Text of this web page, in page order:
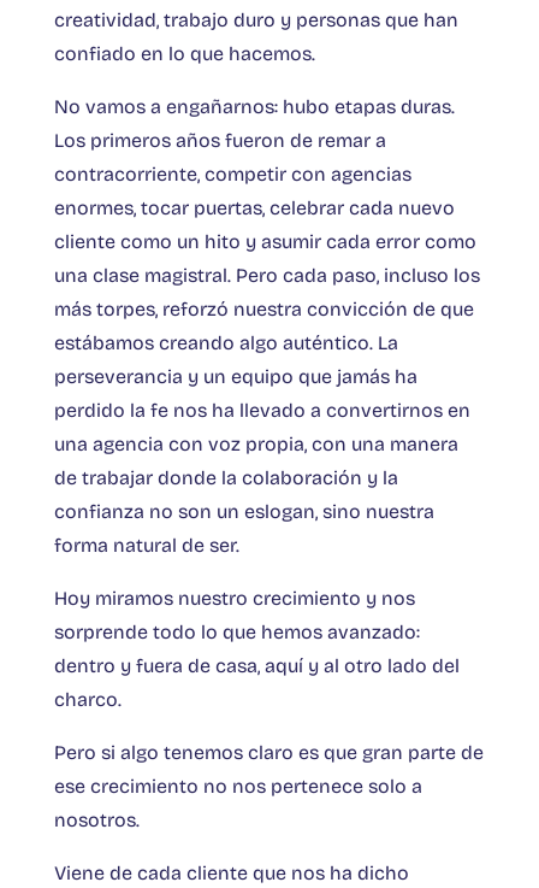
creatividad, trabajo duro y personas que han
confiado en lo que hacemos.
No vamos a engañarnos: hubo etapas duras.
Los primeros años fueron de remar a
contracorriente, competir con agencias
enormes, tocar puertas, celebrar cada nuevo
cliente como un hito y asumir cada error como
una clase magistral. Pero cada paso, incluso los
más torpes, reforzó nuestra convicción de que
estábamos creando algo auténtico. La
perseverancia y un equipo que jamás ha
perdido la fe nos ha llevado a convertirnos en
una agencia con voz propia, con una manera
de trabajar donde la colaboración y la
confianza no son un eslogan, sino nuestra
forma natural de ser.
Hoy miramos nuestro crecimiento y nos
sorprende todo lo que hemos avanzado:
dentro y fuera de casa, aquí y al otro lado del
charco.
Pero si algo tenemos claro es que gran parte de
ese crecimiento no nos pertenece solo a
nosotros.
Viene de cada cliente que nos ha dicho